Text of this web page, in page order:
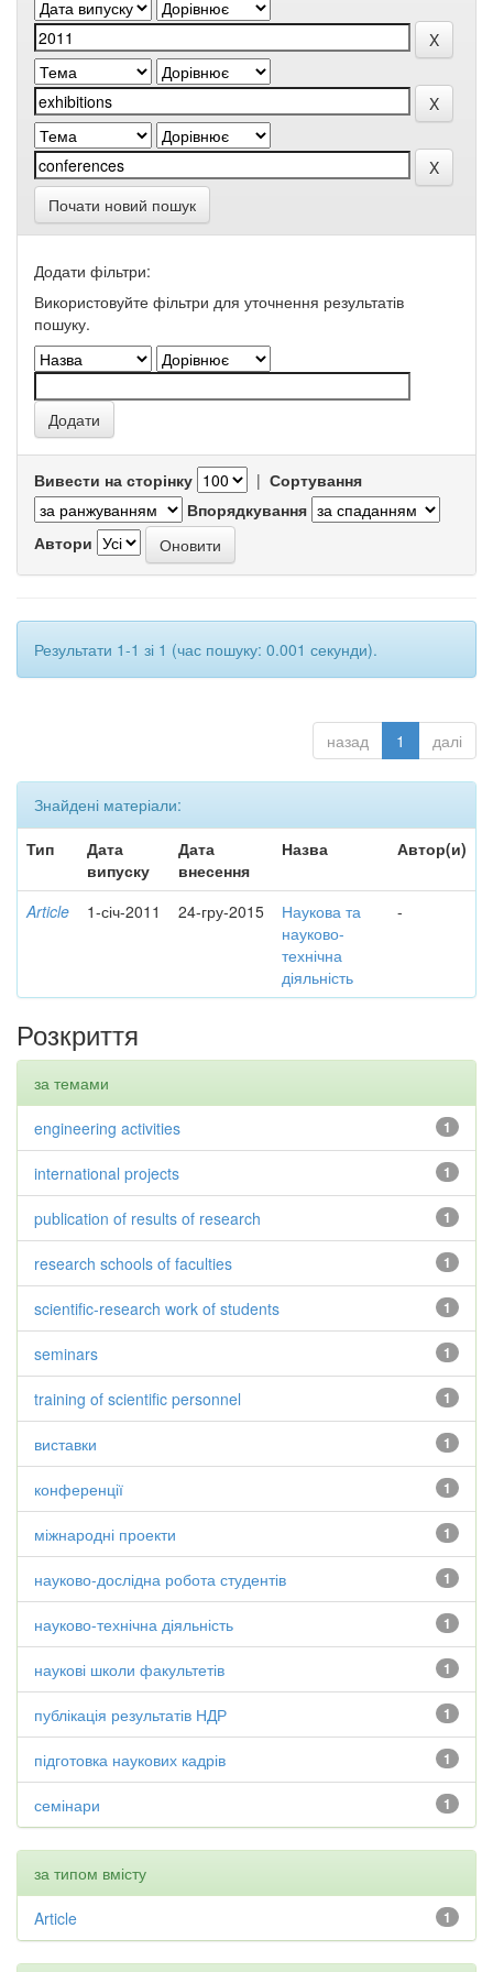
Почати новий пошук
Додати фільтри:
Використовуйте фільтри для уточнення результатів
пошуку.
Вивести на сторінку | Сортування
Впорядкування
Автори
Результати 1-1 зі 1 (час пошуку: 0.001 секунди).
назад 1 далі
Знайдені матеріали:
Тип
Дата
випуску
Дата
внесення
Назва Автор(и)
Article 1-січ-2011 24-гру-2015
Наукова та
науково-
технічна
діяльність
-
Розкриття
за темами
1
engineering activities
1
international projects
1
publication of results of research
1
research schools of faculties
1
scientific-research work of students
1
seminars
1
training of scientific personnel
1
виставки
1
конференції
1
міжнародні проекти
1
науково-дослідна робота студентів
1
науково-технічна діяльність
1
наукові школи факультетів
1
публікація результатів НДР
1
підготовка наукових кадрів
1
семінари
за типом вмісту
1
Article